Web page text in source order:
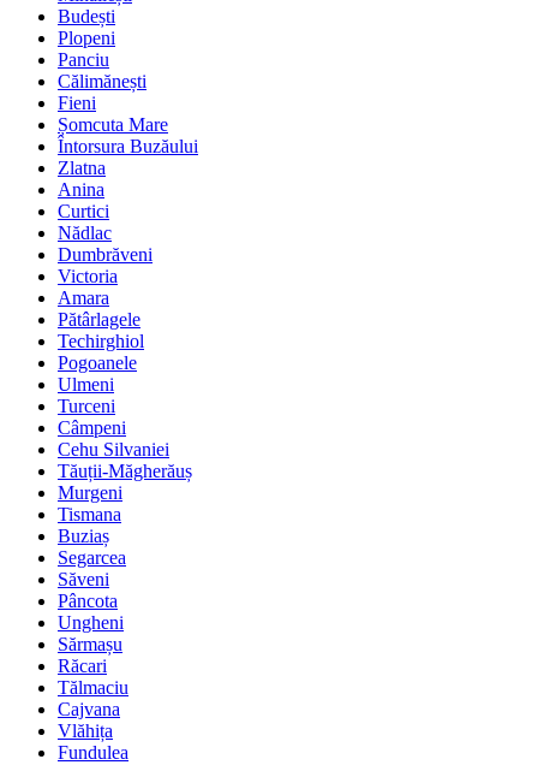
Budești
Plopeni
Panciu
Călimănești
Fieni
Șomcuta Mare
Întorsura Buzăului
Zlatna
Anina
Curtici
Nădlac
Dumbrăveni
Victoria
Amara
Pătârlagele
Techirghiol
Pogoanele
Ulmeni
Turceni
Câmpeni
Cehu Silvaniei
Tăuții-Măgherăuș
Murgeni
Tismana
Buziaș
Segarcea
Săveni
Pâncota
Ungheni
Sărmașu
Răcari
Tălmaciu
Cajvana
Vlăhița
Fundulea